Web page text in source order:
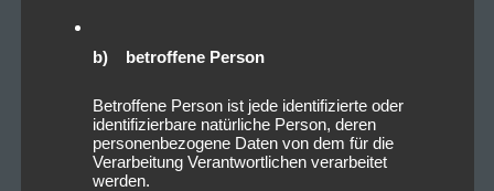
b) betroffene Person
Betroffene Person ist jede identifizierte oder
identifizierbare natürliche Person, deren
personenbezogene Daten von dem für die
Verarbeitung Verantwortlichen verarbeitet
werden.